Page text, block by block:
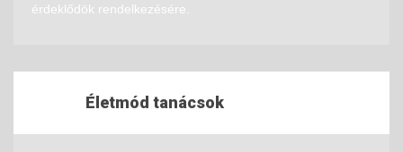
érdeklődök rendelkezésére.
Életmód tanácsok